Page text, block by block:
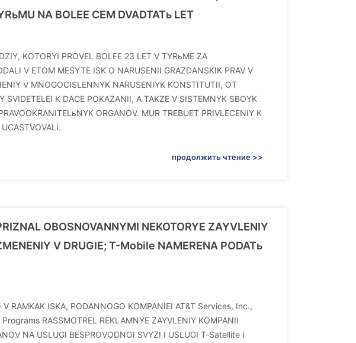
NA BOLEE CEM DVADTATь LET
KOTORYI PROVEL BOLEE 23 LET V TYRьME ZA
V ETOM MESYTE ISK O NARUSENII GRAZDANSKIK PRAV V
V MNOGOCISLENNYK NARUSENIYK KONSTITUTII, OT
SVIDETELEI K DACE POKAZANII, A TAKZE V SISTEMNYK SBOYK
ORGANOV. MUR TREBUET PRIVLECENIY K
продолжить чтение >>
OBOSNOVANNYMI NEKOTORYE ZAYVLENIY
V DRUGIE; T-Mobile NAMERENA PODATь
RAMKAK ISKA, PODANNOGO KOMPANIEI AT&T Services, Inc.,
RASSMOTREL REKLAMNYE ZAYVLENIY KOMPANII
NA USLUGI BESPROVODNOI SVYZI I USLUGI T‑Satellite I